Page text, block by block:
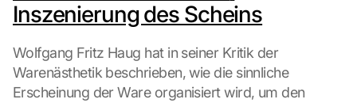
Inszenierung des Scheins
Wolfgang Fritz Haug hat in seiner Kritik der
Warenästhetik beschrieben, wie die sinnliche
Erscheinung der Ware organisiert wird, um den